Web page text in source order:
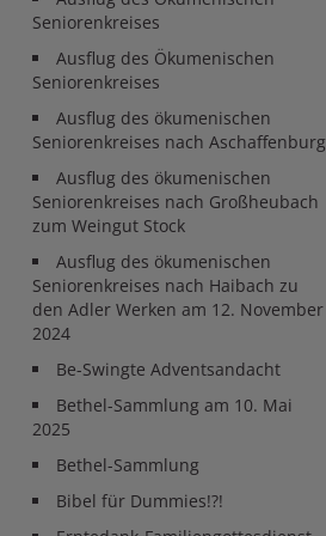
Seniorenkreises
Ausflug des Ökumenischen
Seniorenkreises
Ausflug des ökumenischen
Seniorenkreises nach Aschaffenburg
Ausflug des ökumenischen
Seniorenkreises nach Großheubach
zum Weingut Stock
Ausflug des ökumenischen
Seniorenkreises nach Haibach zu
den Adler Werken am 12. November
2024
Be-Swingte Adventsandacht
Bethel-Sammlung am 10. Mai
2025
Bethel-Sammlung
Bibel für Dummies!?!